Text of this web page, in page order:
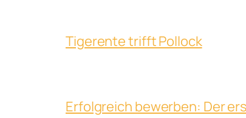
Tigerente trifft Pollock
Erfolgreich bewerben: Der